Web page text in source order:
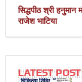
सिद्धपीठ श्री हनुमान
राजेश भाटिया
LATEST POST